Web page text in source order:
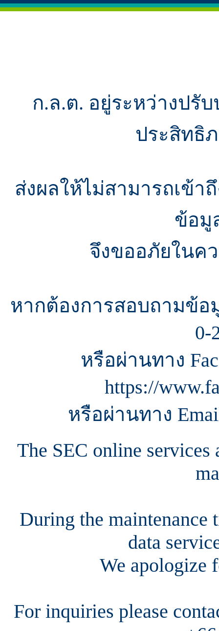
ก.ล.ต. อยู่ระหว่างปรั
ประสิทธิ
ส่งผลให้ไม่สามารถเข้า
ข้อมู
จึงขออภัยในค
หากต้องการสอบถามข้อ
0-
หรือผ่านทาง
https://
หรือผ่านทาง
The SEC online
During the maintenance
data
We apologize
For inquiries please